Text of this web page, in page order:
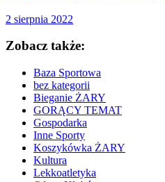
2 sierpnia 2022
Zobacz także:
Baza Sportowa
bez kategorii
Bieganie ŻARY
GORĄCY TEMAT
Gospodarka
Inne Sporty
Koszykówka ŻARY
Kultura
Lekkoatletyka